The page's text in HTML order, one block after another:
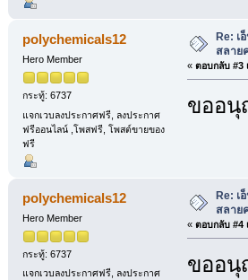
polychemicals12
Hero Member
กระทู้: 6737
แจกเวบลงประกาศฟรี, ลงประกาศ
ฟรีออนไลน์ ,โพสฟรี, โพสต์ขายของ
ฟรี
Re: เ
สลาย
« ตอบกลับ #3
ขออนุ
polychemicals12
Hero Member
กระทู้: 6737
แจกเวบลงประกาศฟรี, ลงประกาศ
Re: เ
สลาย
« ตอบกลับ #4
ขออนุ